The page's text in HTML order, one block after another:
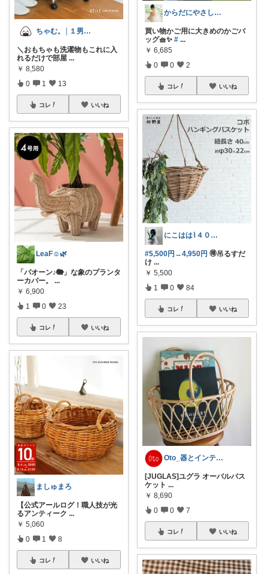
ちゃむ。│１男２女＋🐶のふっくらママ
＼おもちゃも洗濯物もこれに入
れるだけで部屋 ...
￥ 8,580
0 1 13
コレ いいね
LeaF☺︎🌿
「パオーン♪🐘」な象のプランタ
ーカバー。 ...
￥ 6,900
1 0 23
コレ いいね
ましゅまろ
【公式アールログ！職人技が光
るアンティーク ...
￥ 5,060
0 1 8
コレ いいね
からだにやさしい⭐︎_maaa_3
買い物かご用に大きめのかごバ
ッグ🧺✨ # ...
￥ 6,685
0 0 2
コレ いいね
にこはは⌇４０代心地いい暮らし
#5,500円→4,950円 🉐吊るすだ
け ...
￥ 5,500
1 0 84
コレ いいね
Oto_器とインテリア
[JUGLAS]ユグラ オーバルバス
ケット ...
￥ 8,690
0 0 7
コレ いいね